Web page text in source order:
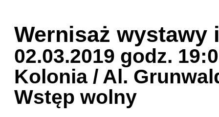
Wernisaż wystawy
02.03.2019 godz.
Kolonia / Al.
Wstęp wolny